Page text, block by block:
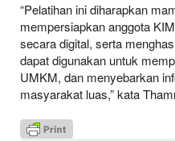
“Pelatihan ini diharapkan
mempersiapkan anggota
secara digital, serta
dapat digunakan untuk
UMKM, dan menyebarkan
masyarakat luas,” kata